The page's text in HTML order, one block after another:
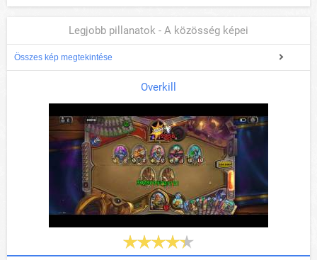
Legjobb pillanatok - A közösség képei
Összes kép megtekintése
Overkill